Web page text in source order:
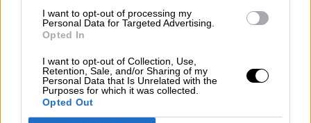
I want to opt-out of processing my
Personal Data for Targeted Advertising.
Opted In
I want to opt-out of Collection, Use,
Retention, Sale, and/or Sharing of my
Personal Data that Is Unrelated with the
Purposes for which it was collected.
Opted Out
miércoles, 3 de marzo de 2021
OPINIONES DIVERSAS